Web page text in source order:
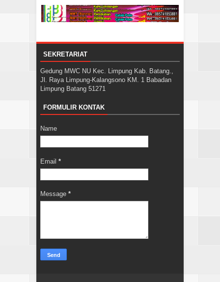
SEKRETARIAT
Gedung MWC NU Kec. Limpung Kab. Batang.,
Jl. Raya Limpung-Kalangsono KM. 1 Babadan
Limpung Batang 51271
FORMULIR KONTAK
Name
Email *
Message *